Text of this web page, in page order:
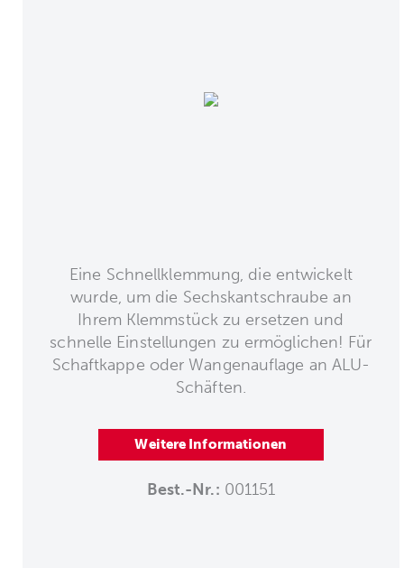
Eine Schnellklemmung, die entwickelt
wurde, um die Sechskantschraube an
Ihrem Klemmstück zu ersetzen und
schnelle Einstellungen zu ermöglichen! Für
Schaftkappe oder Wangenauflage an ALU-
Schäften.
Weitere Informationen
Best.-Nr.: 001151